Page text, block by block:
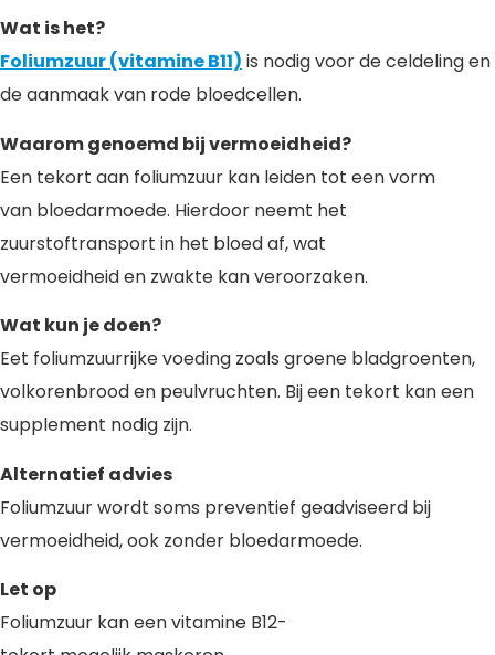
Wat is het?
Foliumzuur (vitamine B11) is nodig voor de celdeling en
de aanmaak van rode bloedcellen.
Waarom genoemd bij vermoeidheid?
Een tekort aan foliumzuur kan leiden tot een vorm
van bloedarmoede. Hierdoor neemt het
zuurstoftransport in het bloed af, wat
vermoeidheid en zwakte kan veroorzaken.
Wat kun je doen?
Eet foliumzuurrijke voeding zoals groene bladgroenten,
volkorenbrood en peulvruchten. Bij een tekort kan een
supplement nodig zijn.
Alternatief advies
Foliumzuur wordt soms preventief geadviseerd bij
vermoeidheid, ook zonder bloedarmoede.
Let op
Foliumzuur kan een vitamine B12-